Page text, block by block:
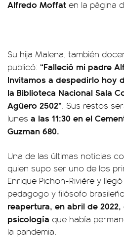
Alfredo Moffat en la página
Su hija Malena, también
publicó: “Falleció mi padre
Invitamos a despedirlo hoy
la Biblioteca Nacional Sala
Agüero 2502”. Sus restos
lunes a las 11:30 en el
Guzman 680.
Una de las últimas noticias
quien supo ser uno de los
Enrique Pichon-Rivière y
pedagogo y filósofo
reapertura, en abril de
psicología que había
la pandemia.